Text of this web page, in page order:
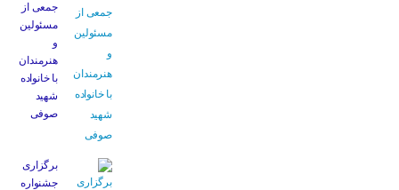
جمعی از
مسئولین
و
هنرمندان
با خانواده
شهید
صوفی
برگزاری
جشنواره